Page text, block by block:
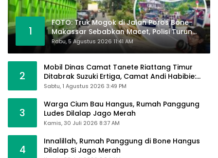
1
FOTO: Truk Mogok di Jalan Poros Bone-
Makassar Sebabkan Macet, Polisi Turun
Tangan
Rabu, 5 Agustus 2026 11:41 AM
2
Mobil Dinas Camat Tanete Riattang Timur
Ditabrak Suzuki Ertiga, Camat Andi Habibie:
Alhamdulillah Saya Baik-Baik Saja
Sabtu, 1 Agustus 2026 3:49 PM
3
Warga Cium Bau Hangus, Rumah Panggung
Ludes Dilalap Jago Merah
Kamis, 30 Juli 2026 8:37 AM
4
Innalillah, Rumah Panggung di Bone Hangus
Dilalap Si Jago Merah